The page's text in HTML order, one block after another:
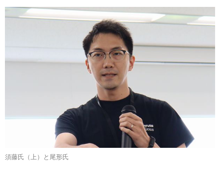
須藤氏（上）と尾形氏